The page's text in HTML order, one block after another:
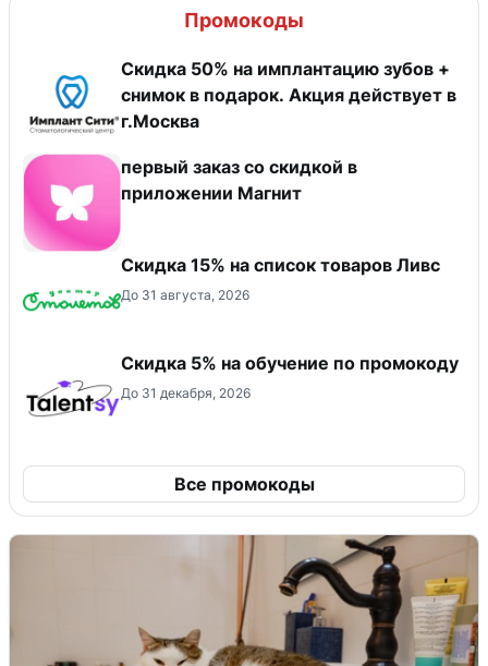
Промокоды
Скидка 50% на имплантацию зубов +
снимок в подарок. Акция действует в
г.Москва
первый заказ со скидкой в
приложении Магнит
Скидка 15% на список товаров Ливс
До 31 августа, 2026
Скидка 5% на обучение по промокоду
До 31 декабря, 2026
Все промокоды